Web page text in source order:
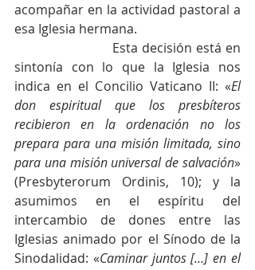
acompañar en la actividad pastoral a
esa Iglesia hermana.
sintonía con lo que la Iglesia nos
indica en el Concilio Vaticano II: «El
don espiritual que los presbíteros
recibieron en la ordenación no los
prepara para una misión limitada, sino
para una misión universal de salvación»
(Presbyterorum Ordinis, 10); y la
asumimos en el espíritu del
intercambio de dones entre las
Iglesias animado por el Sínodo de la
Sinodalidad: «Caminar juntos […] en el